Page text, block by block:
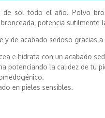
de sol todo el año. Polvo
potencia sutilmente
y de acabado sedoso gracias a
e hidrata con un acabado
potenciando la calidez de tu
en pieles sensibles.